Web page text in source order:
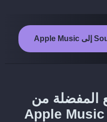
المفضلة من